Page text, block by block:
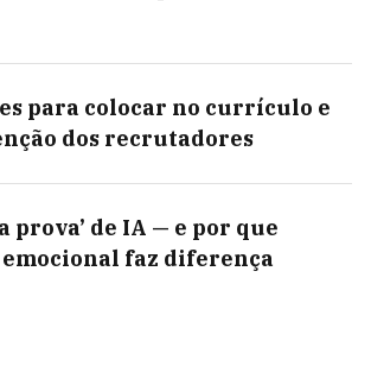
para colocar no currículo e
dos recrutadores
prova’ de IA — e por que
faz diferença